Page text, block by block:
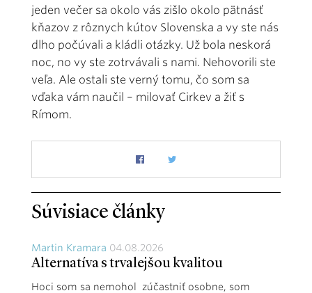
jeden večer sa okolo vás zišlo okolo pätnásť
kňazov z rôznych kútov Slovenska a vy ste nás
dlho počúvali a kládli otázky. Už bola neskorá
noc, no vy ste zotrvávali s nami. Nehovorili ste
veľa. Ale ostali ste verný tomu, čo som sa
vďaka vám naučil – milovať Cirkev a žiť s
Rímom.
Súvisiace články
Martin Kramara 04.08.2026
Alternatíva s trvalejšou kvalitou
Hoci som sa nemohol zúčastniť osobne, som